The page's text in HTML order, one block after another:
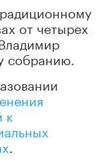
от четырех
собранию.
к